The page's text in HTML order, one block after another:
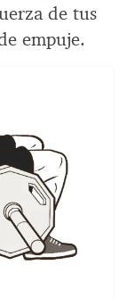
de tus
empuje.